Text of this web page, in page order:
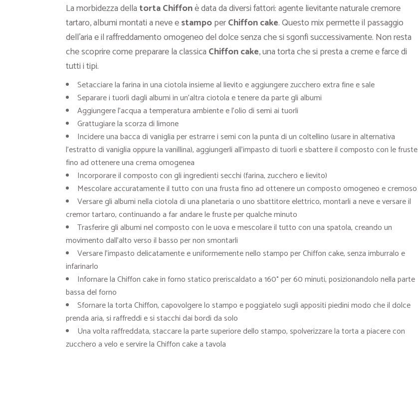
La morbidezza della tortaChiffonè data da diversi fattori: agente lievitante naturale cremore
tartaro, albumi montati a neve estampoperChiffon cake. Questo mix permette il passaggio
dell’aria e il raffreddamento omogeneo del dolce senza che si sgonfi successivamente. Non resta
che scoprire come preparare la classica Chiffon cake, una torta che si presta a creme e farce di
tutti i tipi.
Setacciare la farina in una ciotola insieme al lievito e aggiungere zucchero extra fine e sale
Separare i tuorli dagli albumi in un’altra ciotola e tenere da parte gli albumi
Aggiungere l’acqua a temperatura ambiente e l’olio di semi ai tuorli
Grattugiare la scorza di limone
Incidere una bacca di vaniglia per estrarre i semi con la punta di un coltellino (usare in alternativa
l’estratto di vaniglia oppure la vanillina), aggiungerli all’impasto di tuorli e sbattere il composto con le fruste
fino ad ottenere una crema omogenea
Incorporare il composto con gli ingredienti secchi (farina, zucchero e lievito)
Mescolare accuratamente il tutto con una frusta fino ad ottenere un composto omogeneo e cremoso
Versare gli albumi nella ciotola di una planetaria o uno sbattitore elettrico, montarli a neve e versare il
cremor tartaro, continuando a far andare le fruste per qualche minuto
Trasferire gli albumi nel composto con le uova e mescolare il tutto con una spatola, creando un
movimento dall’alto verso il basso per non smontarli
Versare l’impasto delicatamente e uniformemente nello stampo per Chiffon cake, senza imburralo e
infarinarlo
Infornare la Chiffon cake in forno statico preriscaldato a 160° per 60 minuti, posizionandolo nella parte
bassa del forno
Sfornare la torta Chiffon, capovolgere lo stampo e poggiatelo sugli appositi piedini modo che il dolce
prenda aria, si raffreddi e si stacchi dai bordi da solo
Una volta raffreddata, staccare la parte superiore dello stampo, spolverizzare la torta a piacere con
zucchero a velo e servire la Chiffon cake a tavola